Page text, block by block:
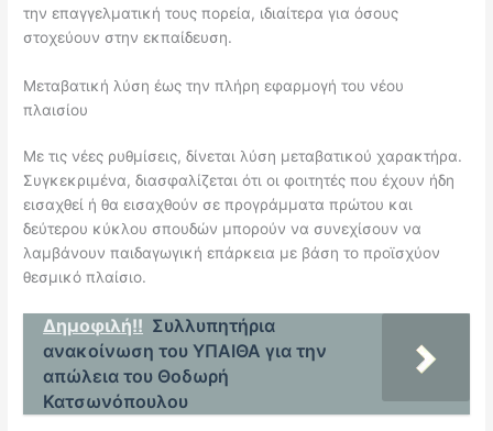
την επαγγελματική τους πορεία, ιδιαίτερα για όσους
στοχεύουν στην εκπαίδευση.
Μεταβατική λύση έως την πλήρη εφαρμογή του νέου
πλαισίου
Με τις νέες ρυθμίσεις, δίνεται λύση μεταβατικού χαρακτήρα.
Συγκεκριμένα, διασφαλίζεται ότι οι φοιτητές που έχουν ήδη
εισαχθεί ή θα εισαχθούν σε προγράμματα πρώτου και
δεύτερου κύκλου σπουδών μπορούν να συνεχίσουν να
λαμβάνουν παιδαγωγική επάρκεια με βάση το προϊσχύον
θεσμικό πλαίσιο.
Δημοφιλή!! Συλλυπητήρια
ανακοίνωση του ΥΠΑΙΘΑ για την
απώλεια του Θοδωρή
Κατσωνόπουλου